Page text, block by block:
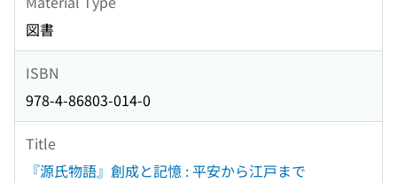
図書
ISBN
978-4-86803-014-0
Title
『源氏物語』創成と記憶 : 平安から江戸まで